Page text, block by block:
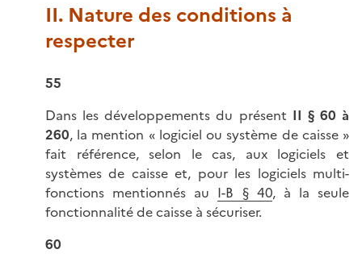
II. Nature des conditions à
respecter
55
Dans les développements du présent II § 60 à
260, la mention « logiciel ou système de caisse »
fait référence, selon le cas, aux logiciels et
systèmes de caisse et, pour les logiciels multi-
fonctions mentionnés au I-B § 40, à la seule
fonctionnalité de caisse à sécuriser.
60